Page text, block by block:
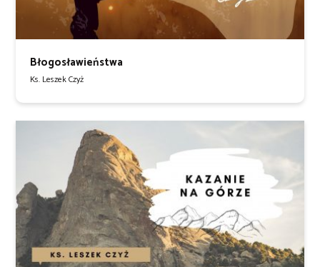
Błogosławieństwa
Ks. Leszek Czyż